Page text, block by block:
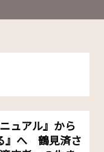
ュアル』から
』へ 鶴見済さ